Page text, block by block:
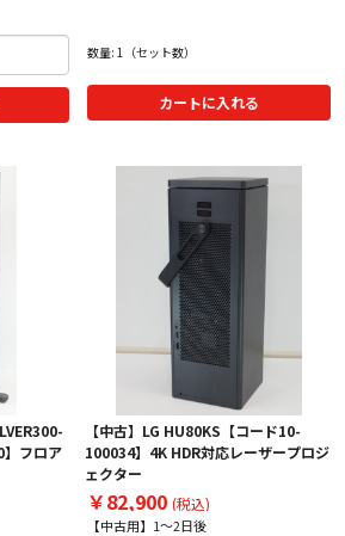
数量: 1（セット数）
カートに入れる
フロア
【中古】LG HU80KS【コード10-
100034】4K HDR対応レーザープロジ
ェクター
￥82,900 (税込)
【中古用】1～2日後